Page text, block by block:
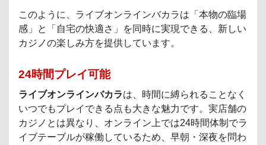
このように、ライブオンラインバカラは「本物の臨場
感」と「自宅の快適さ」を同時に実現できる、新しい
カジノの楽しみ方を提供しています。
24時間プレイ可能
ライブオンラインバカラは、時間に縛られることなく
いつでもプレイできる点も大きな魅力です。実店舗の
カジノとは異なり、オンライン上では24時間体制でラ
イブテーブルが稼働しているため、早朝・深夜を問わ